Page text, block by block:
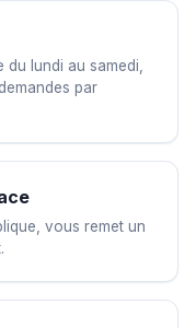
du lundi au samedi,
par
vous remet un